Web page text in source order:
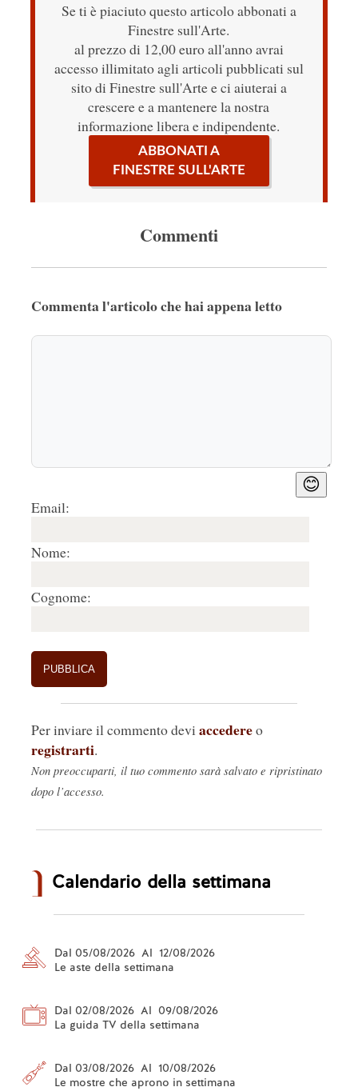
Se ti è piaciuto questo articolo abbonati a
Finestre sull'Arte.
al prezzo di 12,00 euro all'anno avrai
accesso illimitato agli articoli pubblicati sul
sito di Finestre sull'Arte e ci aiuterai a
crescere e a mantenere la nostra
informazione libera e indipendente.
ABBONATI A
FINESTRE SULL'ARTE
Commenti
Commenta l'articolo che hai appena letto
😊
Email:
Nome:
Cognome:
Per inviare il commento devi accedereo
registrarti.
Non preoccuparti, il tuo commento sarà salvato e ripristinato
dopo l’accesso.
Calendario della settimana
Dal 05/08/2026 Al 12/08/2026
Le aste della settimana
Dal 02/08/2026 Al 09/08/2026
La guida TV della settimana
Dal 03/08/2026 Al 10/08/2026
Le mostre che aprono in settimana